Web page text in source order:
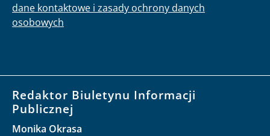
dane kontaktowe i zasady ochrony danych
osobowych
Redaktor Biuletynu Informacji
Publicznej
Monika Okrasa